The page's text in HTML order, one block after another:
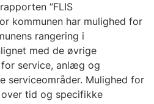
”FLIS
kommunen har mulighed for
rangering i
med de øvrige
for service, anlæg og
serviceområder. Mulighed for
tid og specifikke